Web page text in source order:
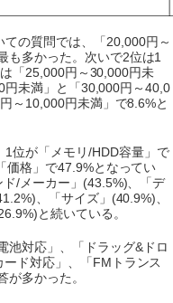
の質問では、「20,000円～
も多かった。次いで2位は1
「25,000円～30,000円未
未満」と「30,000円～40,0
～10,000円未満」で8.6%と
位が「メモリ/HDD容量」で
価格」で47.9%となってい
/メーカー」(43.5%)、「デ
、「サイズ」(40.9%)、
と続いている。
対応」、「ドラッグ&ドロ
ド対応」、「FMトランス
が多かった。